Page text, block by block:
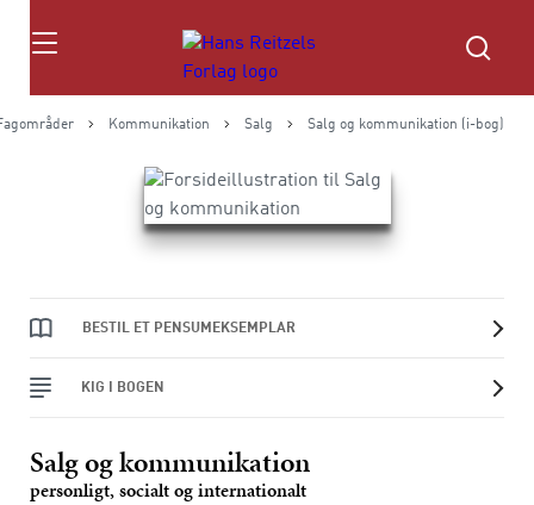
Søg
Kommunikation Salg Salg og kommunikation (i-bog)
BESTIL ET PENSUMEKSEMPLAR
KIG I BOGEN
Salg og kommunikation
personligt, socialt og internationalt